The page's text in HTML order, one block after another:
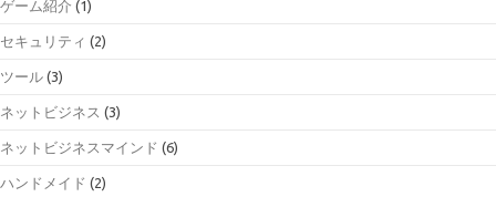
ゲーム紹介 (1)
セキュリティ (2)
ツール (3)
ネットビジネス (3)
ネットビジネスマインド (6)
ハンドメイド (2)